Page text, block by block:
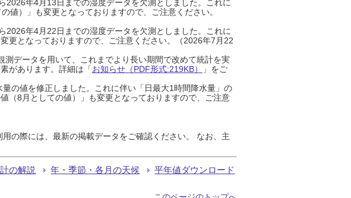
年4月13日までの湿度データを欠測としました。これに
値）」も変更となっておりますので、ご注意ください。
年4月22日までの湿度データを欠測としました。これに
更となっておりますので、ご注意ください。（2026年7月22
データを用いて、これまでより長い期間で改めて統計を実
があります。詳細は「お知らせ（PDF形式:219KB）
」をご
の値を修正しました。これに伴い「日最大1時間降水量」の
（8月としての値）」も変更となっておりますので、ご注意
の際には、最新の掲載データをご確認ください。 なお、主
の解説 年・季節・各月の天候 平年値ダウンロード